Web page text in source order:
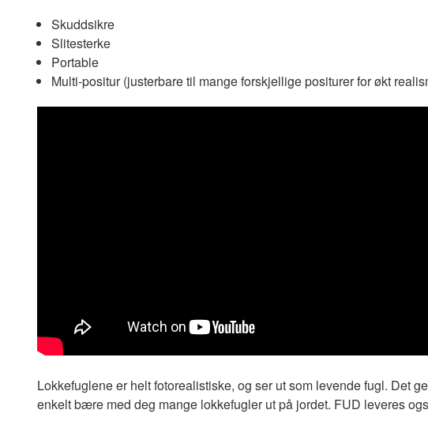
Skuddsikre
Slitesterke
Portable
Multi-positur (justerbare til mange forskjellige positurer for økt
Lokkefuglene er helt fotorealistiske, og ser ut som levende fugl. Det
enkelt bære med deg mange lokkefugler ut på jordet. FUD leveres